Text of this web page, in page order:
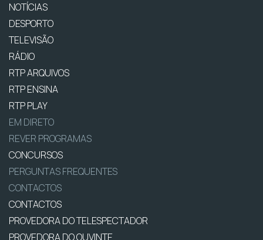
NOTÍCIAS
DESPORTO
TELEVISÃO
RÁDIO
RTP ARQUIVOS
RTP ENSINA
RTP PLAY
EM DIRETO
REVER PROGRAMAS
CONCURSOS
PERGUNTAS FREQUENTES
CONTACTOS
CONTACTOS
PROVEDORA DO TELESPECTADOR
PROVEDORA DO OUVINTE